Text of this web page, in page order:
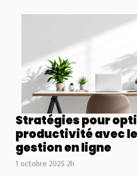
Stratégies pour
productivité avec
gestion en ligne
1 octobre 2025 2h